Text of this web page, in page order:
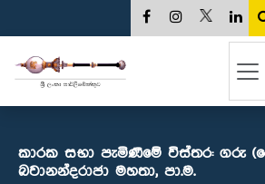
කාරක සභා පැමිණීමේ විස්තර: ගරු
බවානන්දරාජා මහතා, පා.ම.